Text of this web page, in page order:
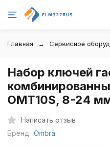
Главная Сервисное
Набор ключей
OMT10S, 8-24
Написать отзыв
Бренд: Ombra